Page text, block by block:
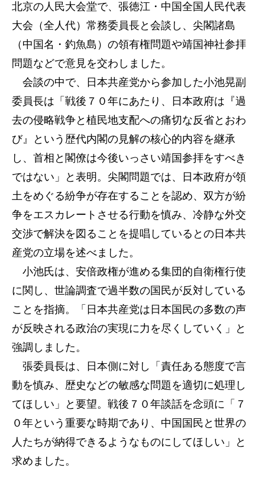
北京の人民大会堂で、張徳江・中国全国人民代表
大会（全人代）常務委員長と会談し、尖閣諸島
（中国名・釣魚島）の領有権問題や靖国神社参拝
問題などで意見を交わしました。
会談の中で、日本共産党から参加した小池晃副
委員長は「戦後７０年にあたり、日本政府は『過
去の侵略戦争と植民地支配への痛切な反省とおわ
び』という歴代内閣の見解の核心的内容を継承
し、首相と閣僚は今後いっさい靖国参拝をすべき
ではない」と表明。尖閣問題では、日本政府が領
土をめぐる紛争が存在することを認め、双方が紛
争をエスカレートさせる行動を慎み、冷静な外交
交渉で解決を図ることを提唱しているとの日本共
産党の立場を述べました。
小池氏は、安倍政権が進める集団的自衛権行使
に関し、世論調査で過半数の国民が反対している
ことを指摘。「日本共産党は日本国民の多数の声
が反映される政治の実現に力を尽くしていく」と
強調しました。
張委員長は、日本側に対し「責任ある態度で言
動を慎み、歴史などの敏感な問題を適切に処理し
てほしい」と要望。戦後７０年談話を念頭に「７
０年という重要な時期であり、中国国民と世界の
人たちが納得できるようなものにしてほしい」と
求めました。